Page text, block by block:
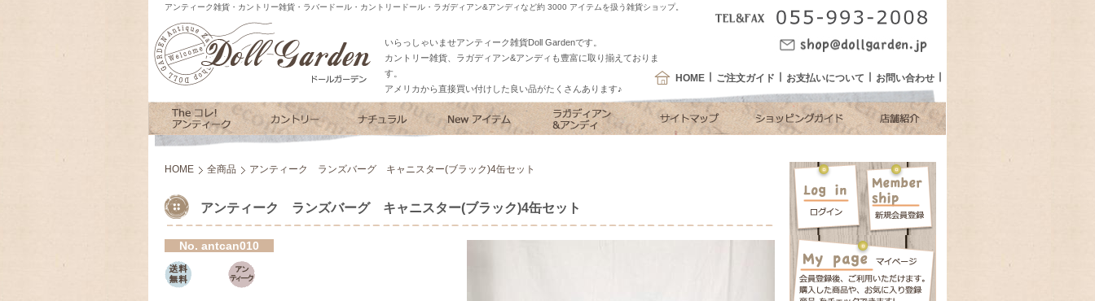
アンティーク雑貨・カントリー雑貨・ラバードール・カントリードール・ラガディアン&アンディなど約 3000 アイテムを扱う雑貨ショップ。
HOME ご注文ガイド お支払いについて お問い合わせ
いらっしゃいませアンティーク雑貨Doll Gardenです。
カントリー雑貨、ラガディアン&アンディも豊富に取り揃えておりま
す。
アメリカから直接買い付けした良い品がたくさんあります♪
HOME 全商品 アンティーク ランズバーグ キャニスター(ブラック)4缶セット
アンティーク ランズバーグ キャニスター(ブラック)4缶セット
No. antcan010